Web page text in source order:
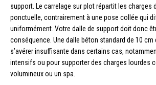
support. Le carrelage sur plot répartit les charges
ponctuelle, contrairement à une pose collée qui
uniformément. Votre dalle de support doit donc
conséquence. Une dalle béton standard de 10 cm
s’avérer insuffisante dans certains cas,
intensifs ou pour supporter des charges lourdes
volumineux ou un spa.